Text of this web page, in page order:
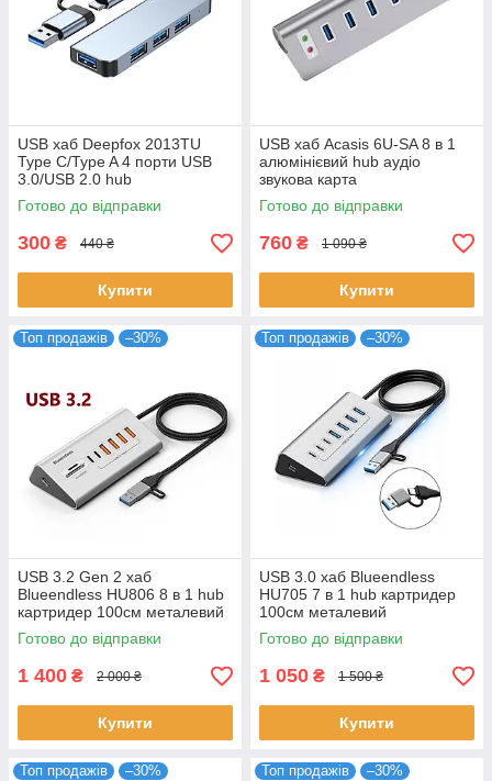
USB хаб Deepfox 2013TU
Type C/Type A 4 порти USB
3.0/USB 2.0 hub
концентратор алюмінієвий
Готово до відправки
300 ₴ 440 ₴
Купити
USB хаб Acasis 6U-SA 8 в 1
алюмінієвий hub аудіо
звукова карта
Готово до відправки
760 ₴ 1 090 ₴
Купити
Топ продажів –30%
USB 3.2 Gen 2 хаб
Blueendless HU806 8 в 1 hub
картридер 100см металевий
Готово до відправки
1 400 ₴ 2 000 ₴
Купити
Топ продажів –30%
USB 3.0 хаб Blueendless
HU705 7 в 1 hub картридер
100см металевий
Готово до відправки
1 050 ₴ 1 500 ₴
Купити
Топ продажів –30% Топ продажів –30%